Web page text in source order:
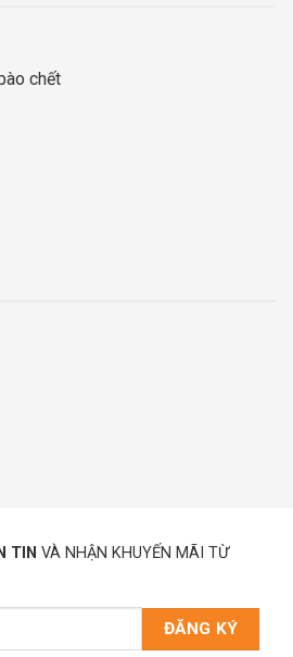
chết
TIN VÀ NHẬN KHUYẾN MÃI TỪ